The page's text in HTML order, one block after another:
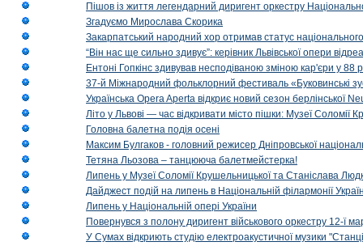
Пішов із життя легендарний диригент оркестру
Згадуємо Мирослава Скорика
Закарпатський народний хор отримав статус національного
“Він нас ще сильно здивує”: керівник Львівської опери
Ентоні Гопкінс здивував несподіваною зміною кар'єри у 88
37-й Міжнародний фольклорний фестиваль «Буковинські
Українська Opera Aperta відкриє новий сезон берлінської
Літо у Львові — час відкривати місто пішки: Музеї Соломії
Головна балетна подія осені
Максим Булгаков - головний режисер Дніпровської
Тетяна Льозова – танцююча балетмейстерка!
Липень у Музеї Соломії Крушельницької та Станіслава
Дайджест подій на липень в Національній філармонії
Липень у Національній опері України
Повернувся з полону диригент військового оркестру 12-ї
У Сумах відкриють студію електроакустичної музики